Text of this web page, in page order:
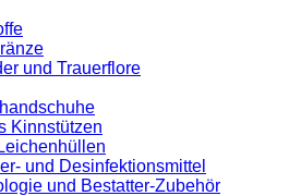
und Trauerflore
Kinnstützen
und Desinfektionsmittel
und Bestatter-Zubehör